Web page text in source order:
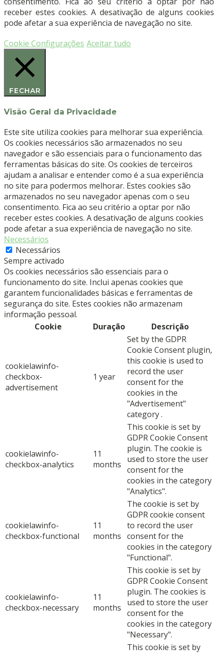
receber estes cookies. A desativação de alguns cookies
pode afetar a sua experiência de navegação no site.
Cookie Configurações Aceitar tudo
FECHAR
Visão Geral da Privacidade
Este site utiliza cookies para melhorar sua experiência.
Os cookies necessários são armazenados no seu
navegador e são essenciais para o funcionamento das
ferramentas básicas do site. Os cookies de terceiros
ajudam a analisar e entender como é a sua experiência
no site para podermos melhorar. Estes cookies são
armazenados no seu navegador apenas com o seu
consentimento. Fica ao seu critério a optar por não
receber estes cookies. A desativação de alguns cookies
pode afetar a sua experiência de navegação no site.
Necessários
Necessários
Sempre activado
Os cookies necessários são essenciais para o
funcionamento do site. Inclui apenas cookies que
garantem funcionalidades básicas e ferramentas de
segurança do site. Estes cookies não armazenam
informação pessoal.
Cookie
Duração Descrição
cookielawinfo-
checkbox-
advertisement
1 year
Set by the GDPR
Cookie Consent plugin,
this cookie is used to
record the user
consent for the
cookies in the
"Advertisement"
category .
cookielawinfo-
checkbox-analytics
11
months
This cookie is set by
GDPR Cookie Consent
plugin. The cookie is
used to store the user
consent for the
cookies in the category
"Analytics".
cookielawinfo-
checkbox-functional
11
months
The cookie is set by
GDPR cookie consent
to record the user
consent for the
cookies in the category
"Functional".
cookielawinfo-
checkbox-necessary
11
months
This cookie is set by
GDPR Cookie Consent
plugin. The cookies is
used to store the user
consent for the
cookies in the category
"Necessary".
This cookie is set by